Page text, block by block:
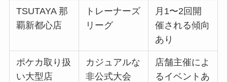
TSUTAYA 那
覇新都心店
トレーナーズ
リーグ
月1〜2回開
催される傾向
あり
ポケカ取り扱
い大型店
カジュアルな
非公式大会
店舗主催によ
るイベントあ